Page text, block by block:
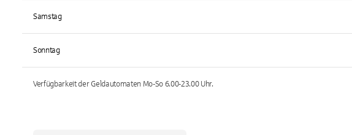
Samstag
Sonntag
Verfügbarkeit der Geldautomaten Mo-So 6.00-23.00Uhr.